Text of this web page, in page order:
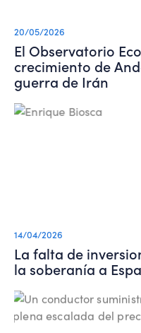
20/05/2026
El Observatorio
crecimiento de
guerra de Irán
14/04/2026
La falta de
la soberanía a